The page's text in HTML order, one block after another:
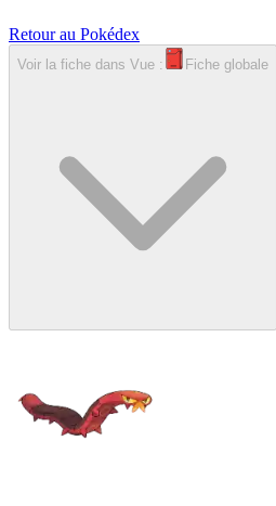
Retour au Pokédex
Voir la fiche dans Vue : Fiche globale